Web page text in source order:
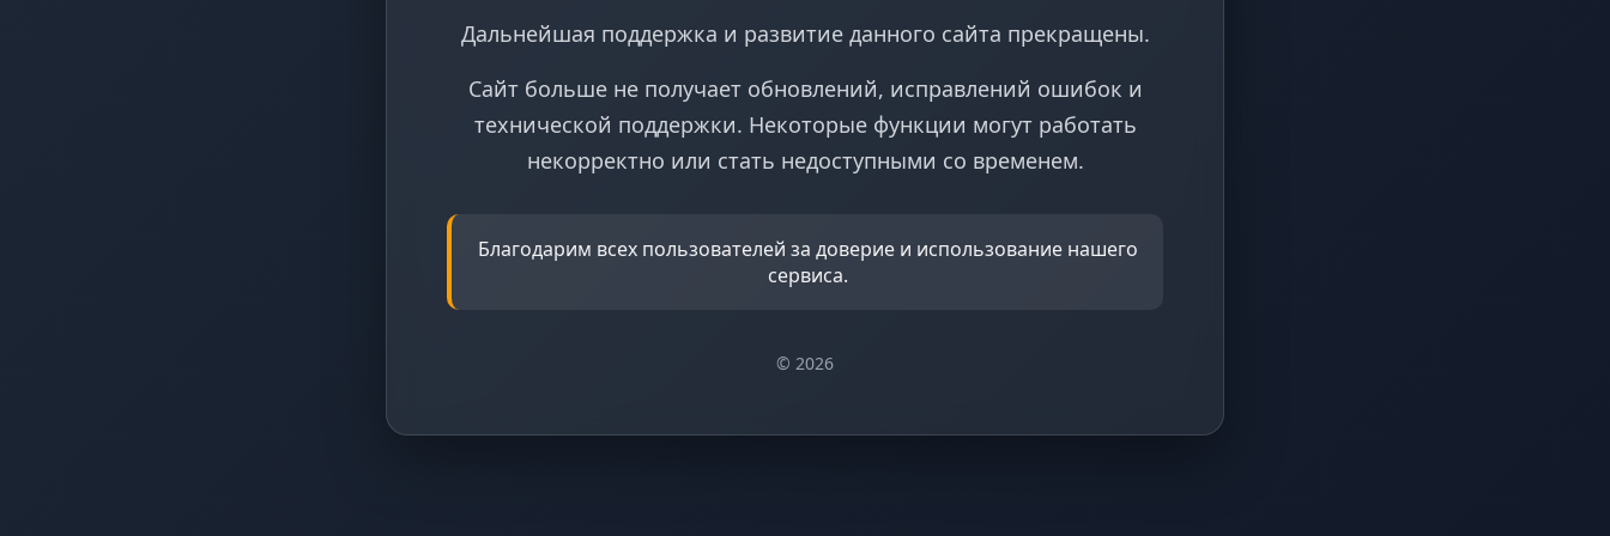
Дальнейшая поддержка и развитие данного сайта прекращены.
Сайт больше не получает обновлений, исправлений ошибок и
технической поддержки. Некоторые функции могут работать
некорректно или стать недоступными со временем.
Благодарим всех пользователей за доверие и использование нашего
сервиса.
© 2026